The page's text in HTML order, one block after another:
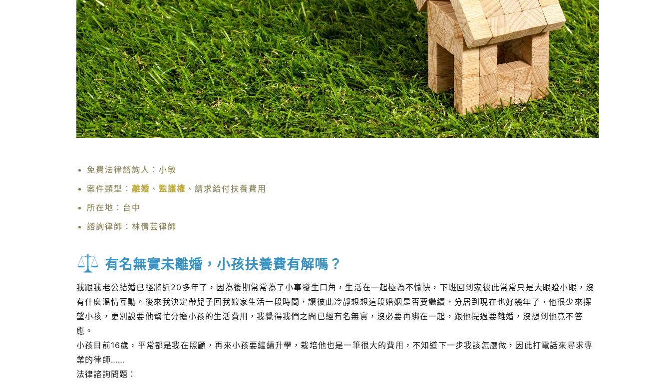
免費法律諮詢人：小敏
案件類型： 離婚 、 監護權 、請求給付扶養費用
所在地：台中
諮詢律師：林倩芸律師
有名無實未離婚，小孩扶養費有解嗎？
我跟我老公結婚已經將近20多年了，因為後期常常為了小事發生口角，生活在一起極為不愉快，下班回到家彼此常常只是大眼瞪小眼，沒
有什麼溫情互動。後來我決定帶兒子回我娘家生活一段時間，讓彼此冷靜想想這段婚姻是否要繼續，分居到現在也好幾年了，他很少來探
望小孩，更別說要他幫忙分擔小孩的生活費用，我覺得我們之間已經有名無實，沒必要再綁在一起，跟他提過要離婚，沒想到他竟不答
應。
小孩目前16歲，平常都是我在照顧，再來小孩要繼續升學，栽培他也是一筆很大的費用，不知道下一步我該怎麼做，因此打電話來尋求專
業的律師……
法律諮詢問題：